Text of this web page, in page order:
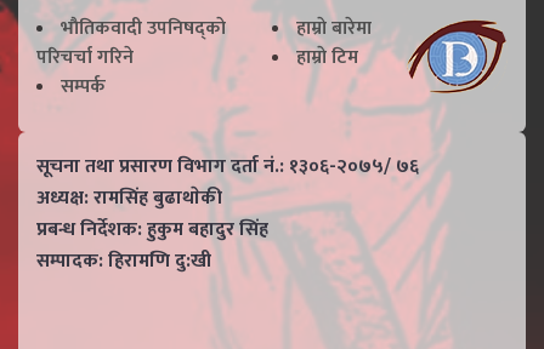
भाैतिकवादी उपनिषद्काे
परिचर्चा गरिने
हाम्राे बारेमा
हाम्राे टिम
सम्पर्क
सूचना तथा प्रसारण विभाग दर्ता नं.: १३०६-२०७५/ ७६
अध्यक्ष: रामसिंह बुढाथाेकी
प्रबन्ध निर्देशक: हुकुम बहादुर सिंह
सम्पादक: हिरामणि दु:खी